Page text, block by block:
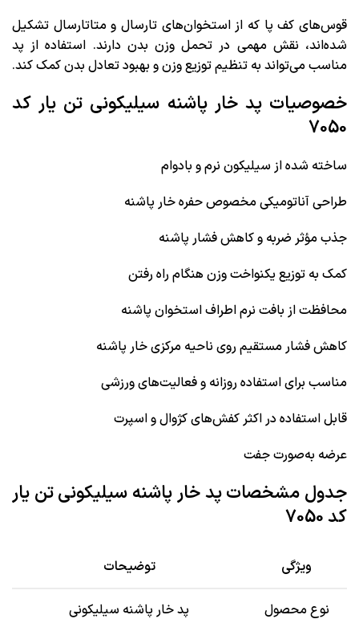
قوس‌های کف پا که از استخوان‌های تارسال و متاتارسال تشکیل
شده‌اند، نقش مهمی در تحمل وزن بدن دارند. استفاده از پد
مناسب می‌تواند به تنظیم توزیع وزن و بهبود تعادل بدن کمک کند.
خصوصیات پد خار پاشنه سیلیکونی تن یار کد
7050
ساخته شده از سیلیکون نرم و بادوام
طراحی آناتومیکی مخصوص حفره خار پاشنه
جذب مؤثر ضربه و کاهش فشار پاشنه
کمک به توزیع یکنواخت وزن هنگام راه رفتن
محافظت از بافت نرم اطراف استخوان پاشنه
کاهش فشار مستقیم روی ناحیه مرکزی خار پاشنه
مناسب برای استفاده روزانه و فعالیت‌های ورزشی
قابل استفاده در اکثر کفش‌های کژوال و اسپرت
عرضه به‌صورت جفت
جدول مشخصات پد خار پاشنه سیلیکونی تن یار
کد 7050
ویژگی توضیحات
نوع محصول پد خار پاشنه سیلیکونی